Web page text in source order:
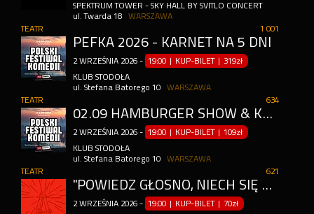
SPEKTRUM TOWER - SKY HALL BY SVITLO CONCERT
ul. Twarda 18
WARSZAWA
1 001
TEATR
PEFKA 2026 - KARNET NA 5 DNI
2 WRZEŚNIA 2026 - 19:00 | KUP-BILET | 319zł
KLUB STODOŁA
ul. Stefana Batorego 10
WARSZAWA
634
TEATR
02.09 HAMBURGER SHOW & KOMIK SZUKA ŻONY
2 WRZEŚNIA 2026 - 19:00 | KUP-BILET |109zł
KLUB STODOŁA
ul. Stefana Batorego 10
WARSZAWA
621
TEATR
"POWIEDZ GŁOŚNO, NIECH SIĘ CAŁA KLASA POŚMIEJE" - POWRÓT DO SZKOLNYCH TRAUM
2 WRZEŚNIA 2026 - 19:00 | KUP-BILET | 70zł